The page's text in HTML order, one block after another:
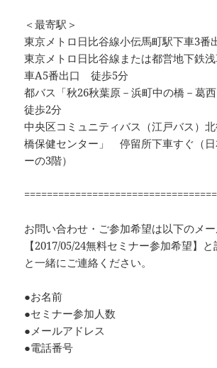
＜最寄駅＞
東京メトロ日比谷線小伝馬町駅下車3
東京メトロ日比谷線または都営地下鉄
車A5番出口 徒歩5分
都バス「秋26秋葉原－浜町中の橋－葛
徒歩2分
中央区コミュニティバス（江戸バス）
橋保健センター」 停留所下車すぐ（日
ーの3階）
お問い合わせ・ご参加希望は以下のメ
【2017/05/24無料セミナー参加希望】
と一緒にご連絡ください。
●お名前
●セミナー参加人数
●メールアドレス
●電話番号